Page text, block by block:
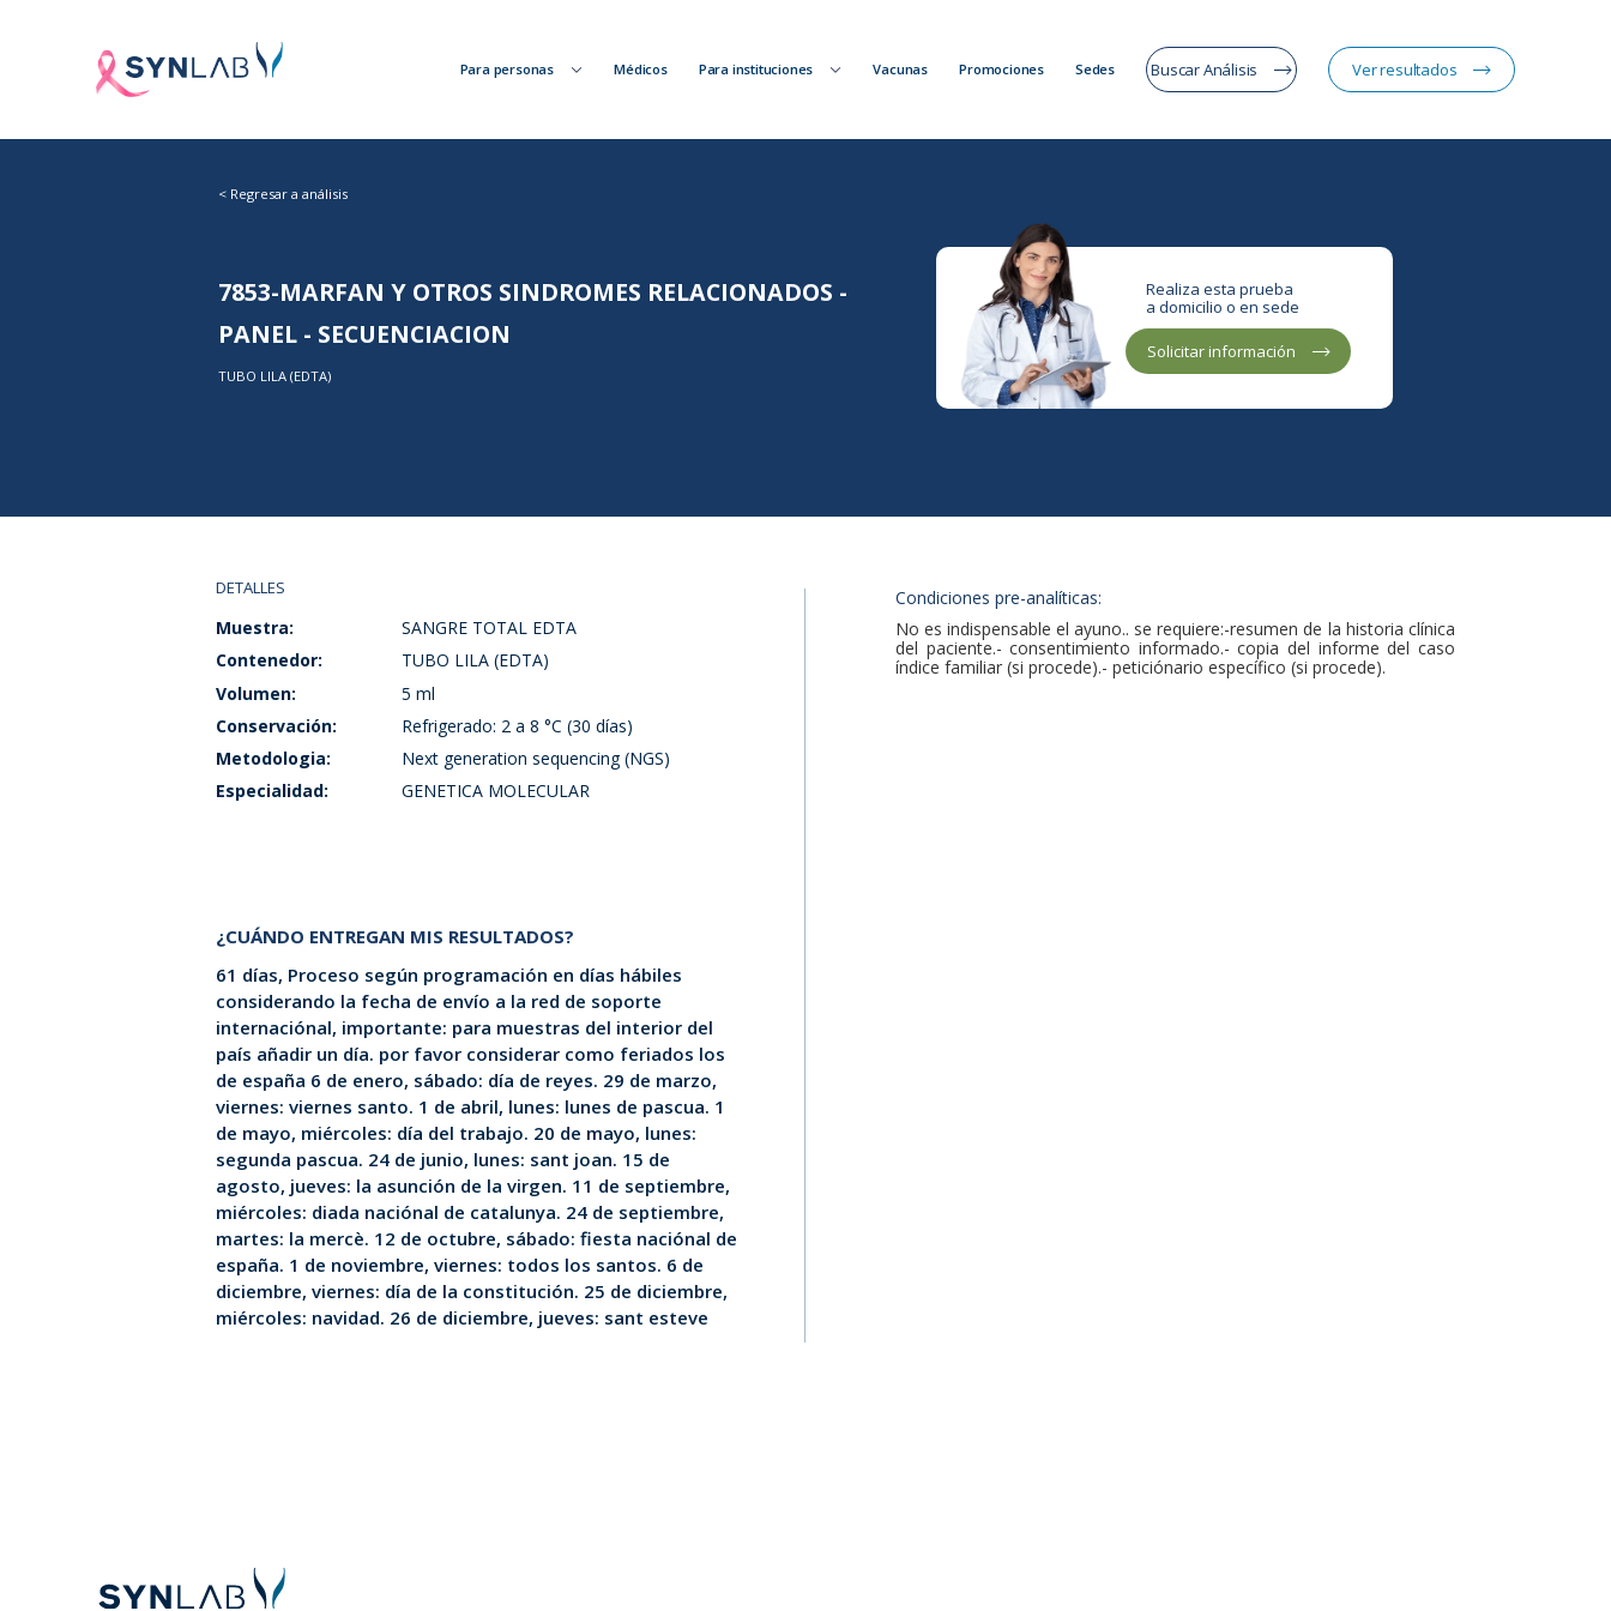
Para personas Médicos Para instituciones Vacunas Promociones Sedes Buscar Análisis Ver resultados
< Regresar a análisis
7853-MARFAN Y OTROS SINDROMES RELACIONADOS -
PANEL - SECUENCIACION
TUBO LILA (EDTA)
Realiza esta prueba
a domicilio o en sede
Solicitar información
DETALLES
Muestra:
SANGRE TOTAL EDTA
Contenedor:
TUBO LILA (EDTA)
Volumen:
5 ml
Conservación:
Refrigerado: 2 a 8 °C (30 días)
Metodologia:
Next generation sequencing (NGS)
Especialidad:
GENETICA MOLECULAR
¿CUÁNDO ENTREGAN MIS RESULTADOS?
61 días, Proceso según programación en días hábiles
considerando la fecha de envío a la red de soporte
internaciónal, importante: para muestras del interior del
país añadir un día. por favor considerar como feriados los
de españa 6 de enero, sábado: día de reyes. 29 de marzo,
viernes: viernes santo. 1 de abril, lunes: lunes de pascua. 1
de mayo, miércoles: día del trabajo. 20 de mayo, lunes:
segunda pascua. 24 de junio, lunes: sant joan. 15 de
agosto, jueves: la asunción de la virgen. 11 de septiembre,
miércoles: diada naciónal de catalunya. 24 de septiembre,
martes: la mercè. 12 de octubre, sábado: fiesta naciónal de
españa. 1 de noviembre, viernes: todos los santos. 6 de
diciembre, viernes: día de la constitución. 25 de diciembre,
miércoles: navidad. 26 de diciembre, jueves: sant esteve
Condiciones pre-analíticas:
No es indispensable el ayuno.. se requiere:-resumen de la historia clínica
del paciente.- consentimiento informado.- copia del informe del caso
índice familiar (si procede).- peticiónario específico (si procede).